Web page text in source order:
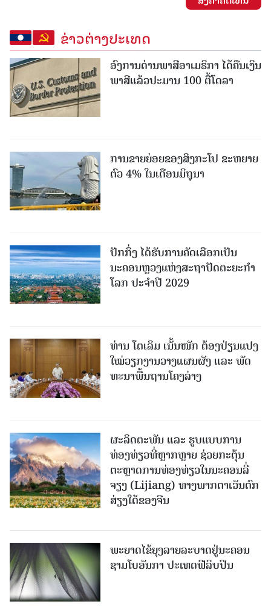
ຂ່າວຕ່າງປະເທດ
ອົງການດ່ານພາສີອາເມຣິກາ ໄດ້ຄືນເງິນ
ພາສີແລ້ວປະມານ 100 ຕື້ໂດລາ
ການຂາຍຍ່ອຍຂອງສິງກະໂປ ຂະຫຍາຍ
ຕົວ 4% ໃນເດືອນມິຖຸນາ
ປັກກິ່ງ ໄດ້ຮັບການຄັດເລືອກເປັນ
ນະຄອນຫຼວງແຫ່ງສະຖາປັດຕະຍະກຳ
ໂລກ ປະຈຳປີ 2029
ທ່ານ ໂຕ​ເລິມ ເນັ້ນໜັກ ຕ້ອງ​ປ່ຽນ​ແປງ​
ໃໝ່​ວຽກ​ງານ​ວາງ​ແຜນ​ຜັງ ແລະ ​ພັດ​
ທະ​ນາ​ພື້ນ​ຖານ​ໂຄງ​ລ່າງ
ຜະລິດຕະພັນ ແລະ ຮູບແບບການ
ທ່ອງທ່ຽວທີ່ຫຼາກຫຼາຍ ຊ່ວຍກະຕຸ້ນ
ຕະຫຼາດການທ່ອງທ່ຽວໃນນະຄອນລີ່
ຈຽງ (Lijiang) ທາງພາກຕາເວັນຕົກ
ສ່ຽງໃຕ້ຂອງຈີນ
ພະຍາດໄຂ້ຍຸງລາຍລະບາດຢູ່ນະຄອນ
ຊາມໂບ​ອັນກາ ປະເທດຟີລິບປິນ